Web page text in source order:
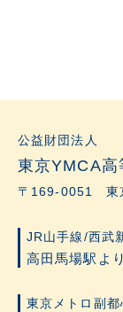
公益財団法人
東京YMCA高
〒169-0051 東
JR山手線/西武
高田馬場駅よ
東京メトロ副都